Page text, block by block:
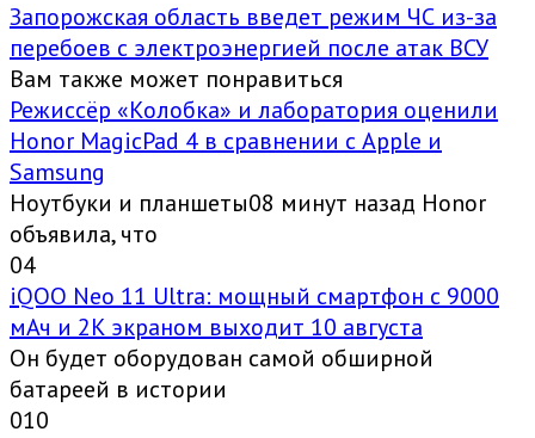
Запорожская область введет режим ЧС из-за
перебоев с электроэнергией после атак ВСУ
Вам также может понравиться
Режиссёр «Колобка» и лаборатория оценили
Honor MagicPad 4 в сравнении с Apple и
Samsung
Ноутбуки и планшеты08 минут назад Honor
объявила, что
04
iQOO Neo 11 Ultra: мощный смартфон с 9000
мАч и 2K экраном выходит 10 августа
Он будет оборудован самой обширной
батареей в истории
010